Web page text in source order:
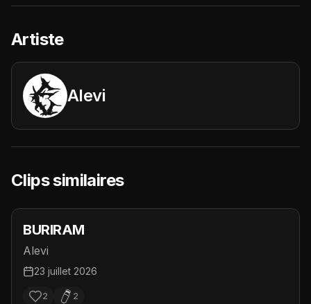
Artiste
Alevi
Clips similaires
BURIRAM
Alevi
23 juillet 2026
2 2